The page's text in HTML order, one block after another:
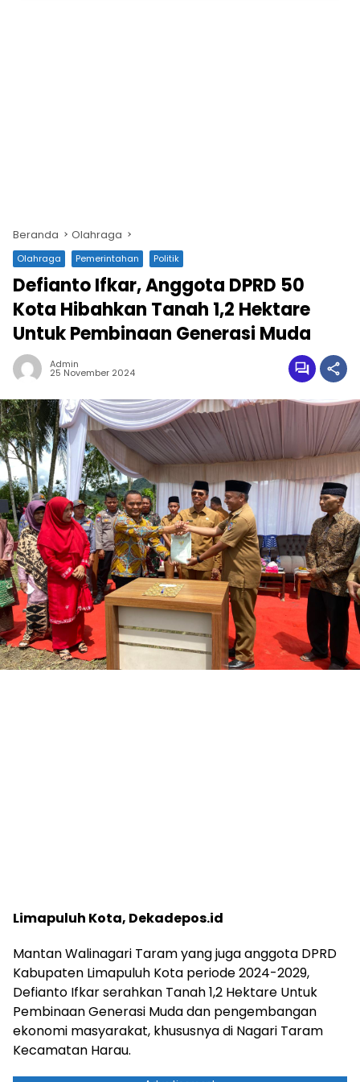
Beranda Olahraga
Olahraga Pemerintahan Politik
Defianto Ifkar, Anggota DPRD 50
Kota Hibahkan Tanah 1,2 Hektare
Untuk Pembinaan Generasi Muda
Admin
25 November 2024
Limapuluh Kota, Dekadepos.id
Mantan Walinagari Taram yang juga anggota DPRD
Kabupaten Limapuluh Kota periode 2024-2029,
Defianto Ifkar serahkan Tanah 1,2 Hektare Untuk
Pembinaan Generasi Muda dan pengembangan
ekonomi masyarakat, khususnya di Nagari Taram
Kecamatan Harau.